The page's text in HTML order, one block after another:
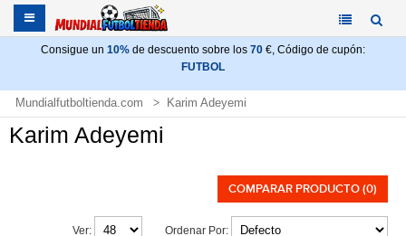
Consigue un 10% de descuento sobre los 70 €, Código de cupón:
FUTBOL
Mundialfutboltienda.com Karim Adeyemi
Karim Adeyemi
COMPARAR PRODUCTO (0)
Ordenar Por:
Ver: